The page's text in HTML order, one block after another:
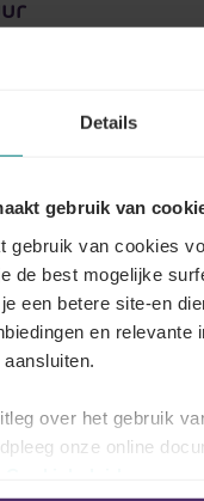
Details
gebruik van
gebruik van cookies
de best mogelijke
een betere site-en
en relevante
over het gebruik
onze online
voorziet
afwijkingen op
dit onderwerp
de
… Ontdek hier
die uw sector heeft